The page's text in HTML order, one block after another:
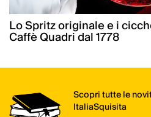
Lo Spritz originale e i
Caffè Quadri dal 1778
Scopri tutte le
ItaliaSquisita